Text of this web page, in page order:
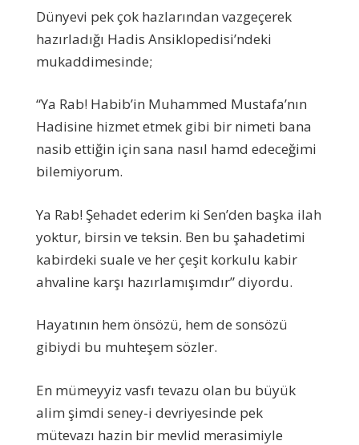
Dünyevi pek çok hazlarından vazgeçerek
hazırladığı Hadis Ansiklopedisi’ndeki
mukaddimesinde;
“Ya Rab! Habib’in Muhammed Mustafa’nın
Hadisine hizmet etmek gibi bir nimeti bana
nasib ettiğin için sana nasıl hamd edeceğimi
bilemiyorum.
Ya Rab! Şehadet ederim ki Sen’den başka ilah
yoktur, birsin ve teksin. Ben bu şahadetimi
kabirdeki suale ve her çeşit korkulu kabir
ahvaline karşı hazırlamışımdır” diyordu.
Hayatının hem önsözü, hem de sonsözü
gibiydi bu muhteşem sözler.
En mümeyyiz vasfı tevazu olan bu büyük
alim şimdi seney-i devriyesinde pek
mütevazı hazin bir mevlid merasimiyle